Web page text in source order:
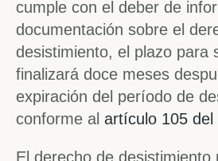
cumple con el deber de
documentación sobre el
desistimiento, el plazo para
finalizará doce meses
expiración del período de
conforme al artículo 105 del
El derecho de desistimiento